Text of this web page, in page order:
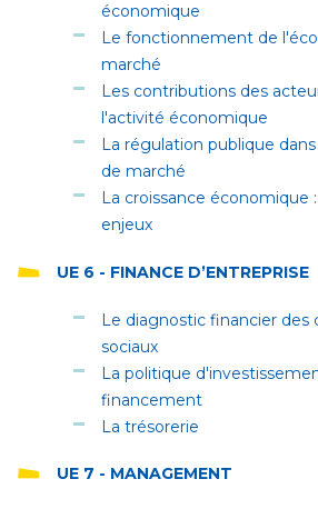
économique
Le fonctionnement de
marché
Les contributions des
l'activité économique
La régulation publique
de marché
La croissance économique
enjeux
UE 6 - FINANCE D’ENTREPRISE
Le diagnostic financier des
sociaux
La politique
financement
La trésorerie
UE 7 - MANAGEMENT